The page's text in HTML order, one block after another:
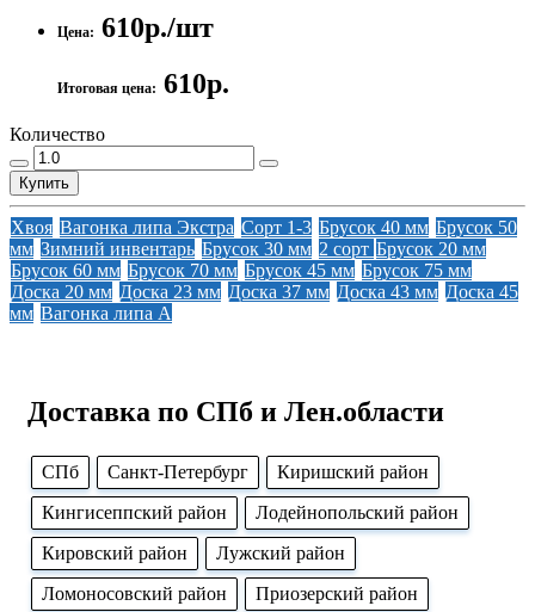
Цена: 610р./шт
Итоговая цена: 610р.
Количество
Купить
Хвоя Вагонка липа Экстра Сорт 1-3 Брусок 40 мм Брусок 50
мм Зимний инвентарь Брусок 30 мм 2 сорт Брусок 20 мм
Брусок 60 мм Брусок 70 мм Брусок 45 мм Брусок 75 мм
Доска 20 мм Доска 23 мм Доска 37 мм Доска 43 мм Доска 45
мм Вагонка липа А
Доставка по СПб и Лен.области
CПб Cанкт-Петербург
Киришский район
Кингисеппский район
Лодейнопольский район
Кировский район
Лужский район
Ломоносовский район
Приозерский район